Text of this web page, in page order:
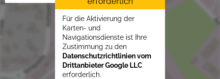
Für die Aktivierung der
Karten- und
Navigationsdienste ist Ihre
Zustimmung zu den
Datenschutzrichtlinien vom
Drittanbieter Google LLC
erforderlich.